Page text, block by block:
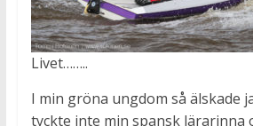
Livet……..
I min gröna ungdom så älskade
tyckte inte min spansk lärarinna